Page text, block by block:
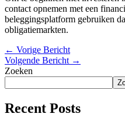
contact opnemen met een
beleggingsplatform gebruiken
obligatiemarkten.
← Vorige Bericht
Volgende Bericht →
Zoeken
Recent Posts